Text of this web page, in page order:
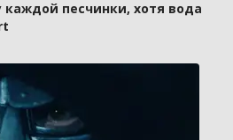
каждой песчинки, хотя вода